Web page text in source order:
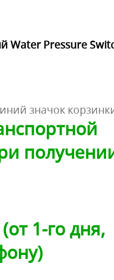
Water Pressure
значок
1-го дня,